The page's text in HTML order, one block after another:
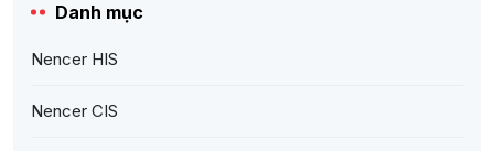
Danh mục
Nencer HIS
Nencer CIS